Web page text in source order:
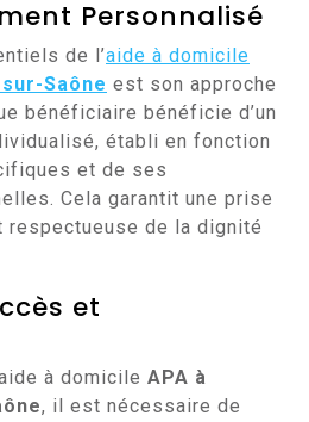
Personnalisé
de l’aide à domicile
Saône est son approche
bénéficiaire bénéficie d’un
établi en fonction
et de ses
Cela garantit une prise
respectueuse de la dignité
et
à domicile APA à
, il est nécessaire de